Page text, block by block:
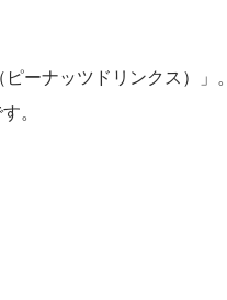
ーナッツドリンクス）」。
。